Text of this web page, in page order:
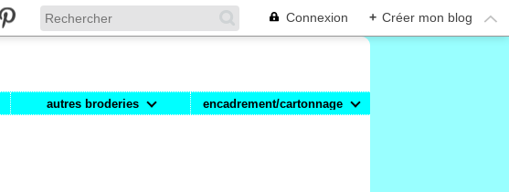
Connexion + Créer mon blog
autres broderies encadrement/cartonnage